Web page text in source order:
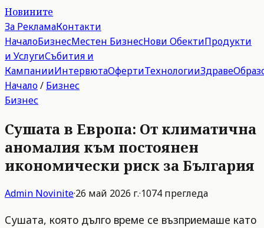
Новините
За РекламаКонтакти
НачалоБизнесМестен БизнесНови ОбектиПродукти
и УслугиСъбития и
КампанииИнтервютаОфертиТехнологииЗдраве
Начало/ Бизнес
Бизнес
Сушата в Европа: От климатична
аномалия към постоянен
икономически риск за България
Admin Novinite·26 май 2026 г.·1074 прегледа
Сушата, която дълго време се възприемаше като